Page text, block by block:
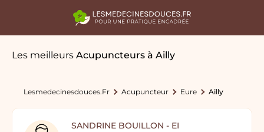
Les meilleurs Acupuncteurs à Ailly
Lesmedecinesdouces.fr Acupuncteur Eure Ailly
SANDRINE BOUILLON - EI